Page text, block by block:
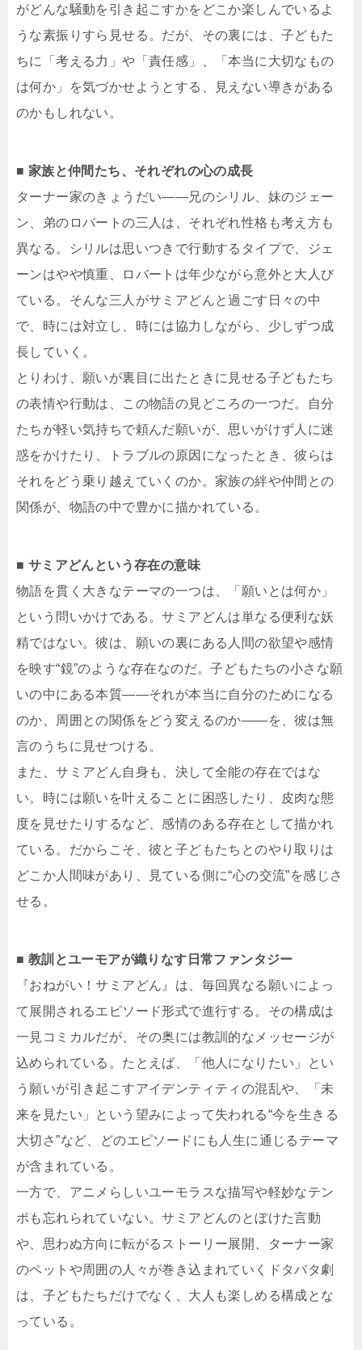
がどんな騒動を引き起こすかをどこか楽しんでいるよ
うな素振りすら見せる。だが、その裏には、子どもた
ちに「考える力」や「責任感」、「本当に大切なもの
は何か」を気づかせようとする、見えない導きがある
のかもしれない。
■ 家族と仲間たち、それぞれの心の成長
ターナー家のきょうだい――兄のシリル、妹のジェー
ン、弟のロバートの三人は、それぞれ性格も考え方も
異なる。シリルは思いつきで行動するタイプで、ジェ
ーンはやや慎重、ロバートは年少ながら意外と大人び
ている。そんな三人がサミアどんと過ごす日々の中
で、時には対立し、時には協力しながら、少しずつ成
長していく。
とりわけ、願いが裏目に出たときに見せる子どもたち
の表情や行動は、この物語の見どころの一つだ。自分
たちが軽い気持ちで頼んだ願いが、思いがけず人に迷
惑をかけたり、トラブルの原因になったとき、彼らは
それをどう乗り越えていくのか。家族の絆や仲間との
関係が、物語の中で豊かに描かれている。
■ サミアどんという存在の意味
物語を貫く大きなテーマの一つは、「願いとは何か」
という問いかけである。サミアどんは単なる便利な妖
精ではない。彼は、願いの裏にある人間の欲望や感情
を映す“鏡”のような存在なのだ。子どもたちの小さな願
いの中にある本質――それが本当に自分のためになる
のか、周囲との関係をどう変えるのか――を、彼は無
言のうちに見せつける。
また、サミアどん自身も、決して全能の存在ではな
い。時には願いを叶えることに困惑したり、皮肉な態
度を見せたりするなど、感情のある存在として描かれ
ている。だからこそ、彼と子どもたちとのやり取りは
どこか人間味があり、見ている側に“心の交流”を感じさ
せる。
■ 教訓とユーモアが織りなす日常ファンタジー
『おねがい！サミアどん』は、毎回異なる願いによっ
て展開されるエピソード形式で進行する。その構成は
一見コミカルだが、その奥には教訓的なメッセージが
込められている。たとえば、「他人になりたい」とい
う願いが引き起こすアイデンティティの混乱や、「未
来を見たい」という望みによって失われる“今を生きる
大切さ”など、どのエピソードにも人生に通じるテーマ
が含まれている。
一方で、アニメらしいユーモラスな描写や軽妙なテン
ポも忘れられていない。サミアどんのとぼけた言動
や、思わぬ方向に転がるストーリー展開、ターナー家
のペットや周囲の人々が巻き込まれていくドタバタ劇
は、子どもたちだけでなく、大人も楽しめる構成とな
っている。